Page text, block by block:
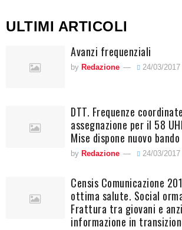
ULTIMI ARTICOLI
Avanzi frequenziali
by Redazione 24/03/2017
DTT. Frequenze
assegnazione per il 58
Mise dispone nuovo bando
by Redazione 24/03/2017
Censis Comunicazione
ottima salute. Social
Frattura tra giovani e
informazione in